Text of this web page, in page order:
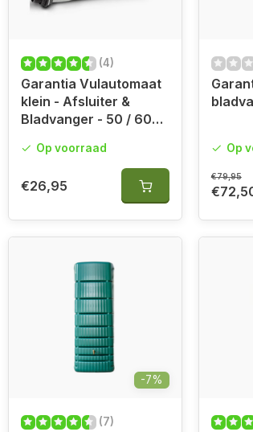
(4)
Garantia Vulautomaat
klein - Afsluiter &
Bladvanger - 50 / 60
Op voorraad
€26,95
Op
€79,95
-7%
(7)